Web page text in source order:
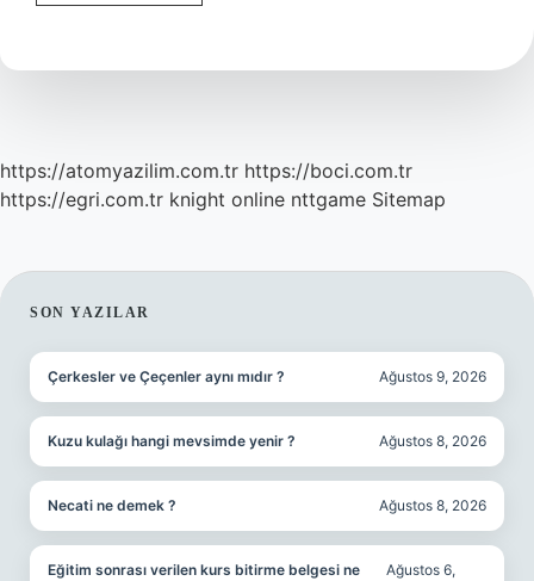
Vali
https://atomyazilim.com.tr https://boci.com.tr
https://egri.com.tr knight online nttgame Sitemap
SIDEBAR
SON YAZILAR
Çerkesler ve Çeçenler aynı mıdır ? Ağustos 9, 2026
Kuzu kulağı hangi mevsimde yenir ? Ağustos 8, 2026
Necati ne demek ? Ağustos 8, 2026
Eğitim sonrası verilen kurs bitirme belgesi ne
Ağustos 6,